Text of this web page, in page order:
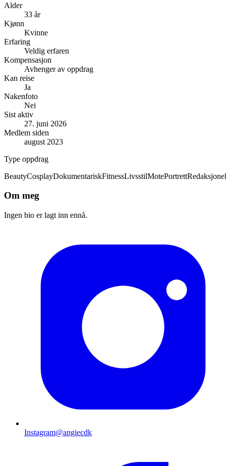
Alder
33 år
Kjønn
Kvinne
Erfaring
Veldig erfaren
Kompensasjon
Avhenger av oppdrag
Kan reise
Ja
Nakenfoto
Nei
Sist aktiv
27. juni 2026
Medlem siden
august 2023
Type oppdrag
BeautyCosplayDokumentariskFitnessLivsstilMotePortrett
Om meg
Ingen bio er lagt inn ennå.
Instagram@angiecdk